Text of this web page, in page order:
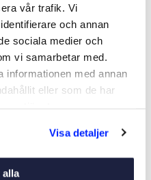
vår trafik. Vi
och annan
sociala medier och
vi samarbetar med.
informationen med annan
eller som de har
Visa detaljer
alla
YANMAR GLYKOL